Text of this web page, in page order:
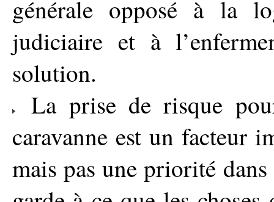
générale opposé à la
judiciaire et à
solution.
La prise de risque
caravanne est un facteur
mais pas une priorité